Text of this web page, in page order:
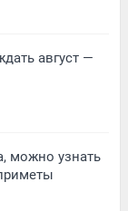
август —
можно узнать